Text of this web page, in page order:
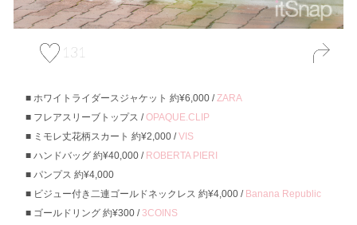
131
ホワイトライダースジャケット 約¥6,000 /ZARA
フレアスリーブトップス /OPAQUE.CLIP
ミモレ丈花柄スカート 約¥2,000 /VIS
ハンドバッグ 約¥40,000 / ROBERTA PIERI
パンプス 約¥4,000
ビジュー付き二連ゴールドネックレス 約¥4,000 / Banana Republic
ゴールドリング 約¥300 / 3COINS